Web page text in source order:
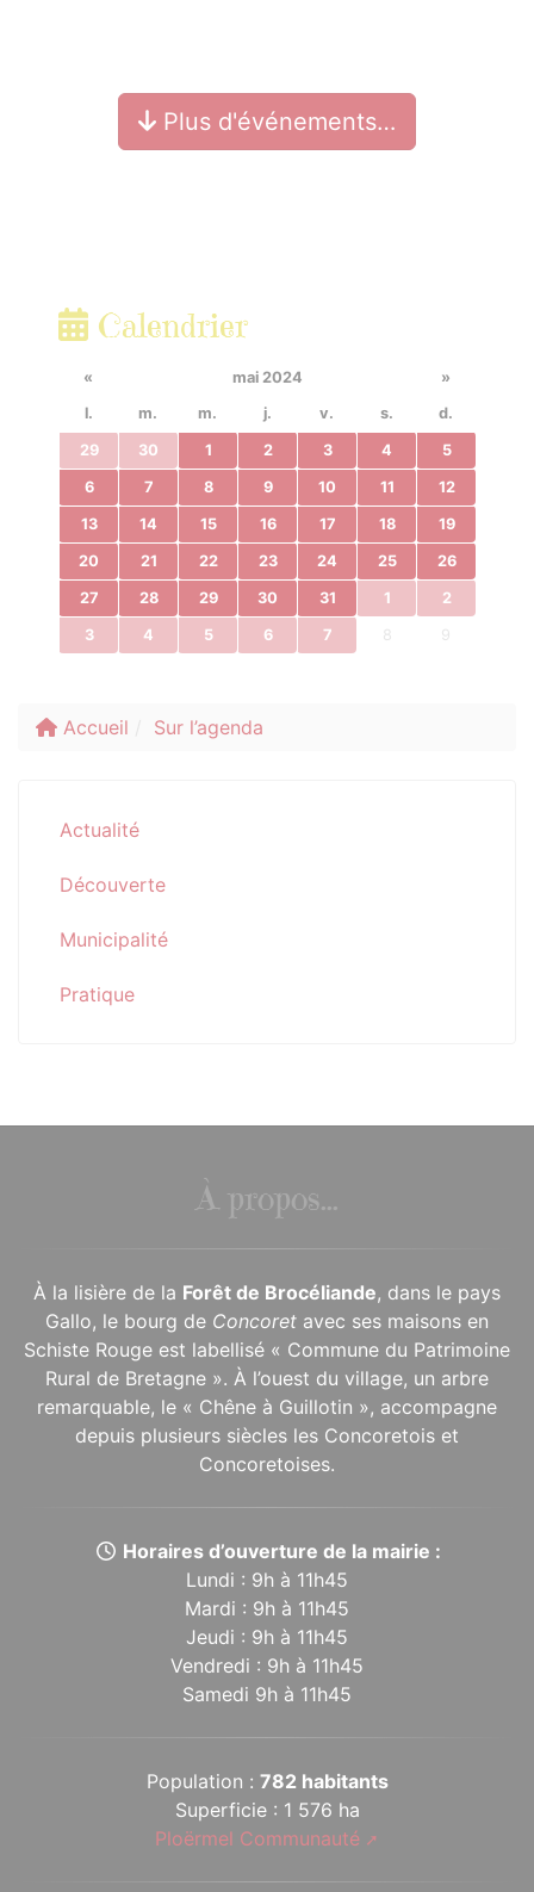
Plus d'événements…
Calendrier
« mai 2024
»
l.
m. m. j. v. s. d.
29 30 1 2 3 4 5
6 7 8 9 10 11 12
13 14 15 16 17 18 19
20 21 22 23 24 25 26
27 28 29 30 31 1 2
3 4 5 6 7 8 9
Accueil Sur l’agenda
Actualité
Découverte
Municipalité
Pratique
À propos...
À la lisière de la Forêt de Brocéliande, dans le pays
Gallo, le bourg de Concoret avec ses maisons en
Schiste Rouge est labellisé « Commune du Patrimoine
Rural de Bretagne ». À l’ouest du village, un arbre
remarquable, le « Chêne à Guillotin », accompagne
depuis plusieurs siècles les Concoretois et
Concoretoises.
Horaires d’ouverture de la mairie :
Lundi : 9h à 11h45
Mardi : 9h à 11h45
Jeudi : 9h à 11h45
Vendredi : 9h à 11h45
Samedi 9h à 11h45
Population : 782 habitants
Superficie : 1 576 ha
Ploërmel Communauté